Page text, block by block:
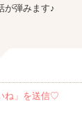
が弾みます♪
ね」を送信♡